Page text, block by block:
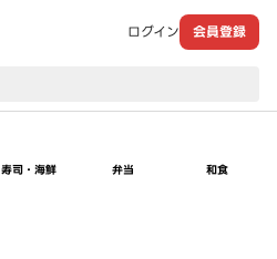
ログイン 会員登録
寿司・海鮮 弁当 和食